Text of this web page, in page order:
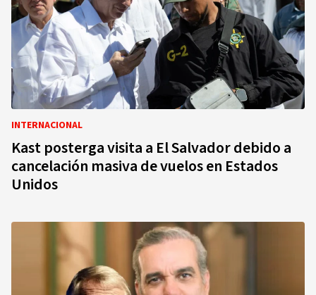
INTERNACIONAL
Kast posterga visita a El Salvador debido a
cancelación masiva de vuelos en Estados
Unidos